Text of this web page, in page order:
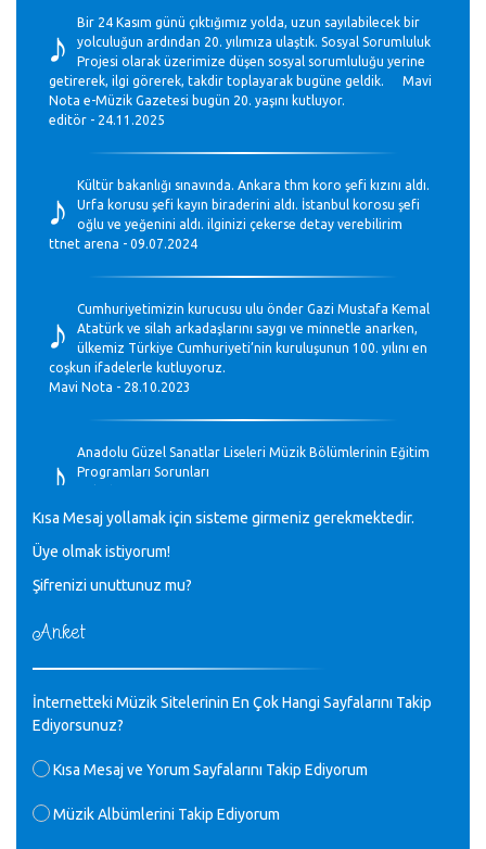
♪
Bir 24 Kasım günü çıktığımız yolda, uzun sayılabilecek bir
yolculuğun ardından 20. yılımıza ulaştık. Sosyal Sorumluluk
Projesi olarak üzerimize düşen sosyal sorumluluğu yerine
getirerek, ilgi görerek, takdir toplayarak bugüne geldik. Mavi
Nota e-Müzik Gazetesi bugün 20. yaşını kutluyor.
editör - 24.11.2025
♪
Kültür bakanlığı sınavında. Ankara thm koro şefi kızını aldı.
Urfa korusu şefi kayın biraderini aldı. İstanbul korosu şefi
oğlu ve yeğenini aldı. ilginizi çekerse detay verebilirim
ttnet arena - 09.07.2024
♪
Cumhuriyetimizin kurucusu ulu önder Gazi Mustafa Kemal
Atatürk ve silah arkadaşlarını saygı ve minnetle anarken,
ülkemiz Türkiye Cumhuriyeti’nin kuruluşunun 100. yılını en
coşkun ifadelerle kutluyoruz.
Mavi Nota - 28.10.2023
♪
Anadolu Güzel Sanatlar Liseleri Müzik Bölümlerinin Eğitim
Programları Sorunları
♪
GEÇMİŞ OLSUN TÜRKİYE!
Mavi Nota - 07.02.2023
♪
30 yıl sonra karşılaşmak çok güzel Kurtuluş, teveccüh
M.Semih Baylan - 08.01.2023
♪
Değerli Müfit hocama en içten sevgi saygılarımı iletin
yaptım.1994 yılında derginin bu daldaki ödülüne layık
görülmüştüm evde yıllar sonra plaketi buldum hadi bir
Kısa Mesaj yollamak için sisteme girmeniz gerekmektedir.
Üye olmak istiyorum!
Şifrenizi unuttunuz mu?
Anket
İnternetteki Müzik Sitelerinin En Çok Hangi Sayfalarını Takip
Ediyorsunuz?
Kısa Mesaj ve Yorum Sayfalarını Takip Ediyorum
Müzik Albümlerini Takip Ediyorum